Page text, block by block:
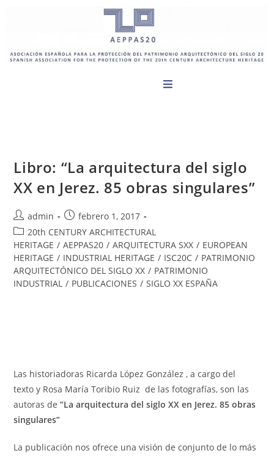
Libro: “La arquitectura del siglo
XX en Jerez. 85 obras singulares”
admin
febrero 1, 2017
20th CENTURY ARCHITECTURAL
HERITAGE / AEPPAS20 / ARQUITECTURA SXX / EUROPEAN
HERITAGE / INDUSTRIAL HERITAGE / ISC20C / PATRIMONIO
ARQUITECTÓNICO DEL SIGLO XX / PATRIMONIO
INDUSTRIAL / PUBLICACIONES / SIGLO XX ESPAÑA
Las historiadoras Ricarda López González , a cargo del
texto y Rosa María Toribio Ruiz de las fotografías, son las
autoras de“La arquitectura del siglo XX en Jerez. 85 obras
singulares”
La publicación nos ofrece una visión de conjunto de lo más